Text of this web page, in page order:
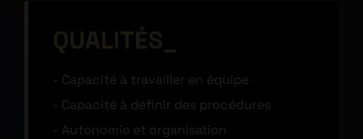
QUALITÉS
Capacité à travailler en équipe
Capacité à définir des procédures
Autonomie et organisation